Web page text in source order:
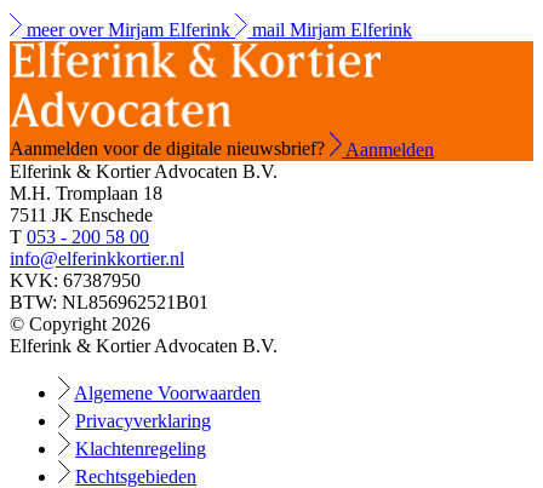
meer over Mirjam Elferink mail Mirjam Elferink
Aanmelden voor de digitale nieuwsbrief?
Aanmelden
Elferink & Kortier Advocaten B.V.
M.H. Tromplaan 18
7511 JK Enschede
T 053 - 200 58 00
info@elferinkkortier.nl
KVK: 67387950
BTW: NL856962521B01
© Copyright 2026
Elferink & Kortier Advocaten B.V.
Algemene Voorwaarden
Privacyverklaring
Klachtenregeling
Rechtsgebieden